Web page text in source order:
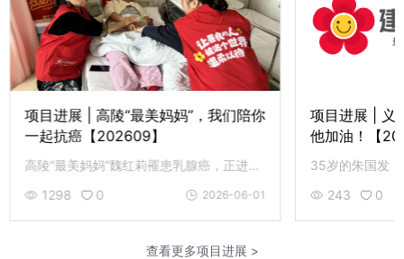
项目进展 | 高陵“最美妈妈”，我们陪你
一起抗癌【202609】
高陵“最美妈妈”魏红莉罹患乳腺癌，正进行术后化疗，建辉志愿者特意到医院探望，为她加油打气。
1298
0 2026-06-01
项目进展 | 义
他加油！【
243 0
查看更多项目进展 >